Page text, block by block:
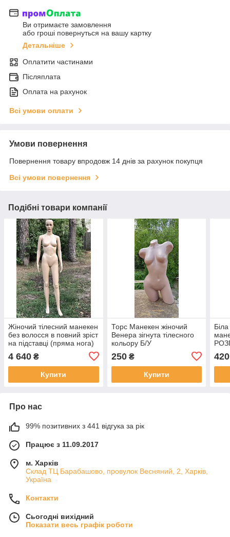
Ви отримаєте замовлення
або гроші повернуться на вашу картку
Детальніше
Оплатити частинами
Післяплата
Оплата на рахунок
Всі умови оплати
Умови повернення
Повернення товару впродовж 14 днів за рахунок покупця
Всі умови повернення
Подібні товари компанії
Жіночий тілесний манекен
без волосся в повний зріст
на підставці (пряма нога)
4 640 ₴
Купити
Торс Манекен жіночий
Венера зігнута тілесного
кольору Б/У
250₴
Купити
420
Про нас
99% позитивних з 441 відгука за рік
Працює з 11.09.2017
м. Харків
Склад ТЦ Барабашово, провулок Весняний, 2, Харків,
Україна
Контакти
Сьогодні вихідний
Показати весь графік роботи